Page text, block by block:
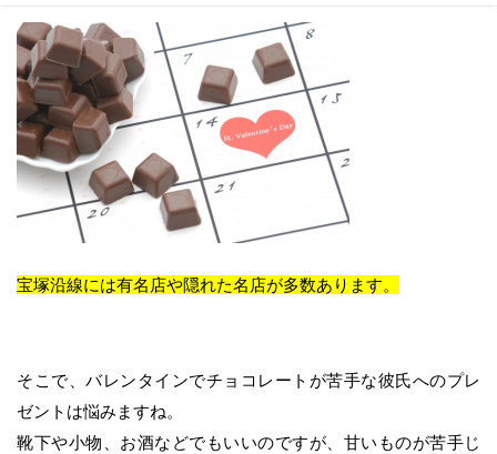
宝塚沿線には有名店や隠れた名店が多数あります。
そこで、バレンタインでチョコレートが苦手な彼氏へのプレ
ゼントは悩みますね。
靴下や小物、お酒などでもいいのですが、甘いものが苦手じ